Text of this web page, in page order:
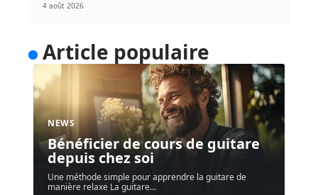
4 août 2026
Article populaire
NEWS
Bénéficier de cours de guitare
depuis chez soi
Une méthode simple pour apprendre la guitare de
manière relaxe La guitare…